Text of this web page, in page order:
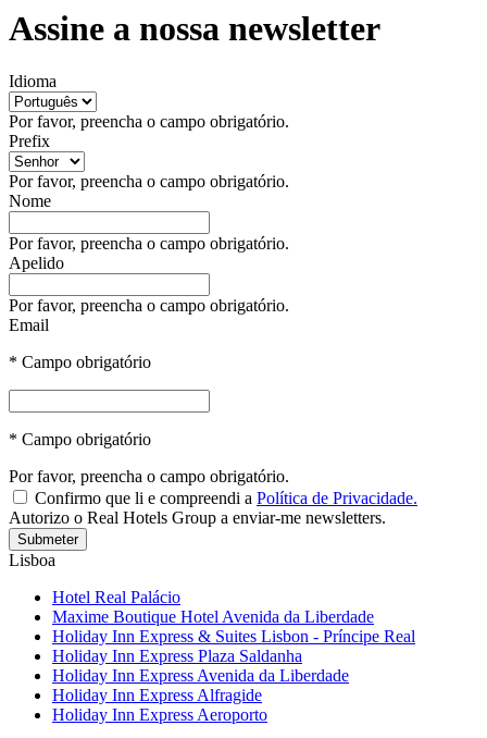
Assine a nossa newsletter
Idioma
Por favor, preencha o campo obrigatório.
Prefix
Por favor, preencha o campo obrigatório.
Nome
Por favor, preencha o campo obrigatório.
Apelido
Por favor, preencha o campo obrigatório.
Email
* Campo obrigatório
* Campo obrigatório
Por favor, preencha o campo obrigatório.
Confirmo que li e compreendi a Política de Privacidade.
Autorizo o Real Hotels Group a enviar-me newsletters.
Submeter
Lisboa
Hotel Real Palácio
Maxime Boutique Hotel Avenida da Liberdade
Holiday Inn Express & Suites Lisbon - Príncipe Real
Holiday Inn Express Plaza Saldanha
Holiday Inn Express Avenida da Liberdade
Holiday Inn Express Alfragide
Holiday Inn Express Aeroporto